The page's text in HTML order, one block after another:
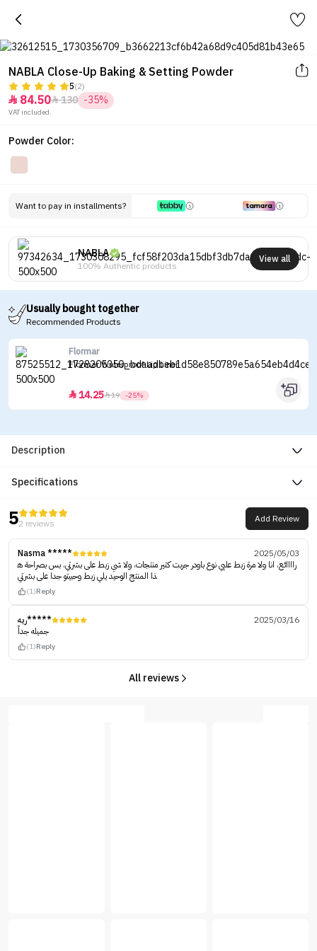
NABLA Close-Up Baking & Setting Powder
5(2)
 84.50130 -35%
VAT included.
Powder Color:
Want to pay in installments?
NABLA
100% Authentic products
View all
Usually bought together
Recommended Products
Flormar
Flormar Waterproof Lip Liner
14.2519 -25%
Description
Specifications
52 reviews Add Review
Nasma *****
2025/05/03
راااائع، انا ولا مرة زبط عليي نوع باودر جربت كتير منتجات، ولا شي زبط على بشرتي، بس بصراحة ه
ذا المنتج الوحيد يلي زبط وحبيتو جدا على بشرتي
(1)Reply
ريه*****
2025/03/16
جميله جداً
(1)Reply
All reviews